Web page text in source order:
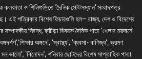
ও শিলিগুড়িতে 'দৈনিক স্টেটসম্যান' সংবাদপত্র
এই পত্রিকার বিশেষ ফিচারগুলি হল– রাজ্য, দেশ ও বিদেশের
নিবন্ধ, ক্রীড়া বিষয়ক দৈনিক পাতা 'খেলার ময়দানে'
অঙ্গনে', 'স্বাস্থ্য', 'ব্যবসা- বাণিজ্য', ভ্রমণ
ভালো', 'বিনোদন', শনিবার ছোটদের বিশেষ সাপ্তাহিক পাতা